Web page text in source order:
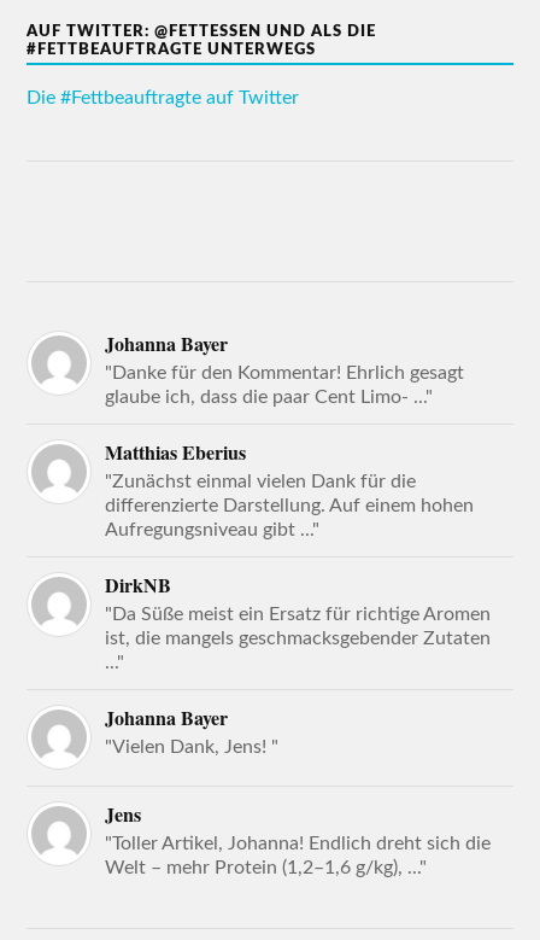
AUF TWITTER: @FETTESSEN UND ALS DIE
#FETTBEAUFTRAGTE UNTERWEGS
Die #Fettbeauftragte auf Twitter
Johanna Bayer
"Danke für den Kommentar! Ehrlich gesagt
glaube ich, dass die paar Cent Limo- ..."
Matthias Eberius
"Zunächst einmal vielen Dank für die
differenzierte Darstellung. Auf einem hohen
Aufregungsniveau gibt ..."
DirkNB
"Da Süße meist ein Ersatz für richtige Aromen
ist, die mangels geschmacksgebender Zutaten
..."
Johanna Bayer
"Vielen Dank, Jens! "
Jens
"Toller Artikel, Johanna! Endlich dreht sich die
Welt – mehr Protein (1,2–1,6 g/kg), ..."